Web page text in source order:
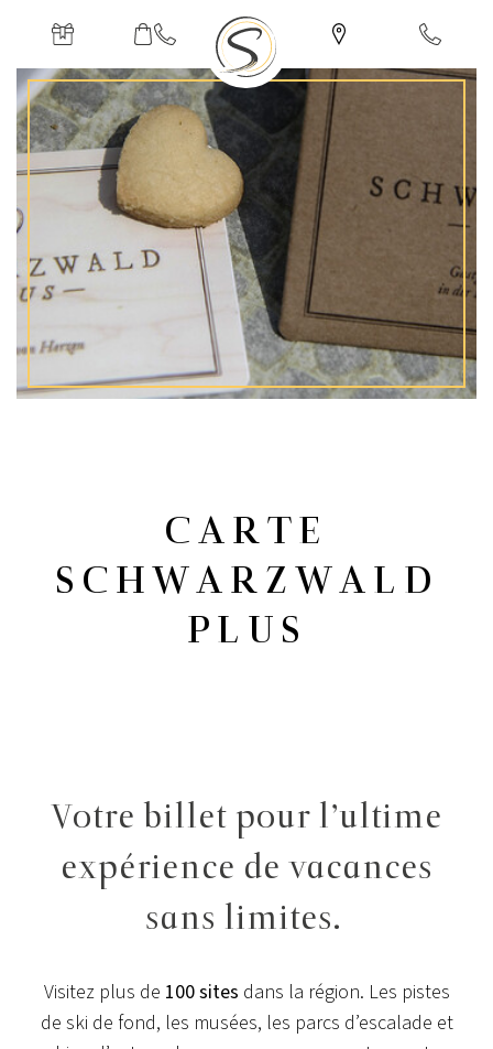
CARTE
SCHWARZWALD
PLUS
Votre billet pour l’ultime
expérience de vacances
sans limites.
Visitez plus de 100 sites dans la région. Les pistes
de ski de fond, les musées, les parcs d’escalade et